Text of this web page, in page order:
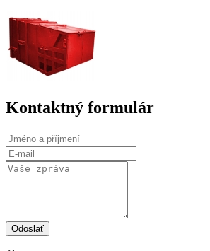
Kontaktný formulár
Odoslať